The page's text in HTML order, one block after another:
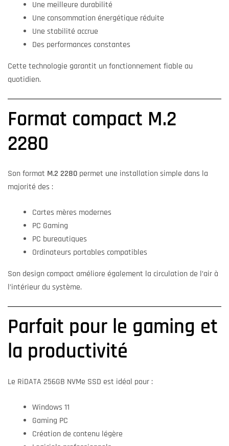
Une meilleure durabilité
Une consommation énergétique réduite
Une stabilité accrue
Des performances constantes
Cette technologie garantit un fonctionnement fiable au
quotidien.
Format compact M.2
2280
Son format M.2 2280 permet une installation simple dans la
majorité des :
Cartes mères modernes
PC Gaming
PC bureautiques
Ordinateurs portables compatibles
Son design compact améliore également la circulation de l’air à
l’intérieur du système.
Parfait pour le gaming et
la productivité
Le RiDATA 256GB NVMe SSD est idéal pour :
Windows 11
Gaming PC
Création de contenu légère